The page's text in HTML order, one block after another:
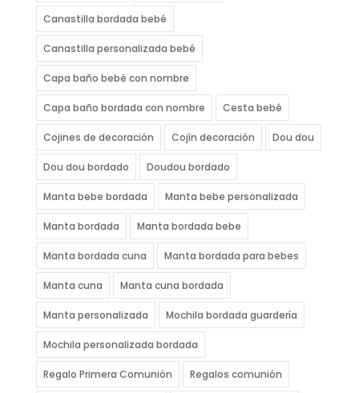
Canastilla bordada bebé
Canastilla personalizada bebé
Capa baño bebé con nombre
Capa baño bordada con nombre Cesta bebé
Cojines de decoración Cojín decoración Dou dou
Dou dou bordado Doudou bordado
Manta bebe bordada Manta bebe personalizada
Manta bordada Manta bordada bebe
Manta bordada cuna Manta bordada para bebes
Manta cuna Manta cuna bordada
Manta personalizada Mochila bordada guardería
Mochila personalizada bordada
Regalo Primera Comunión Regalos comunión